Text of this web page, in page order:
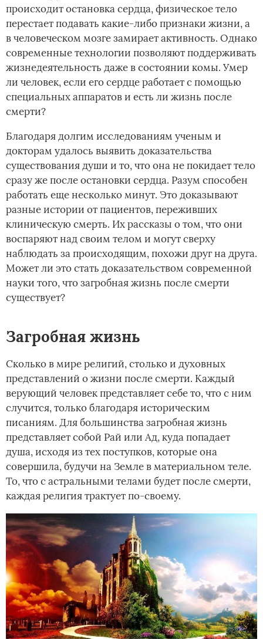
происходит остановка сердца, физическое тело
перестает подавать какие-либо признаки жизни, а
в человеческом мозге замирает активность. Однако
современные технологии позволяют поддерживать
жизнедеятельность даже в состоянии комы. Умер
ли человек, если его сердце работает с помощью
специальных аппаратов и есть ли жизнь после
смерти?
Благодаря долгим исследованиям ученым и
докторам удалось выявить доказательства
существования души и то, что она не покидает тело
сразу же после остановки сердца. Разум способен
работать еще несколько минут. Это доказывают
разные истории от пациентов, переживших
клиническую смерть. Их рассказы о том, что они
воспаряют над своим телом и могут сверху
наблюдать за происходящим, похожи друг на друга.
Может ли это стать доказательством современной
науки того, что загробная жизнь после смерти
существует?
Загробная жизнь
Сколько в мире религий, столько и духовных
представлений о жизни после смерти. Каждый
верующий человек представляет себе то, что с ним
случится, только благодаря историческим
писаниям. Для большинства загробная жизнь
представляет собой Рай или Ад, куда попадает
душа, исходя из тех поступков, которые она
совершила, будучи на Земле в материальном теле.
То, что с астральными телами будет после смерти,
каждая религия трактует по-своему.­